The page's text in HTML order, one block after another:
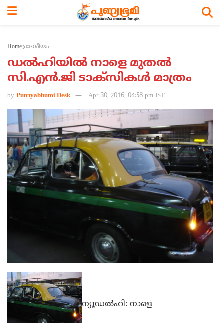
Home ദേശീയം
ഡല്‍ഹിയില്‍ നാളെ മുതല്‍
സി.എന്‍.ജി ടാക്സികള്‍ മാത്രം
by Punnyabhumi Desk Apr 30, 2016, 04:58 pm IST
ന്യൂഡല്‍ഹി: നാളെ